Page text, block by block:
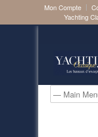
Mon Compte
Yachting